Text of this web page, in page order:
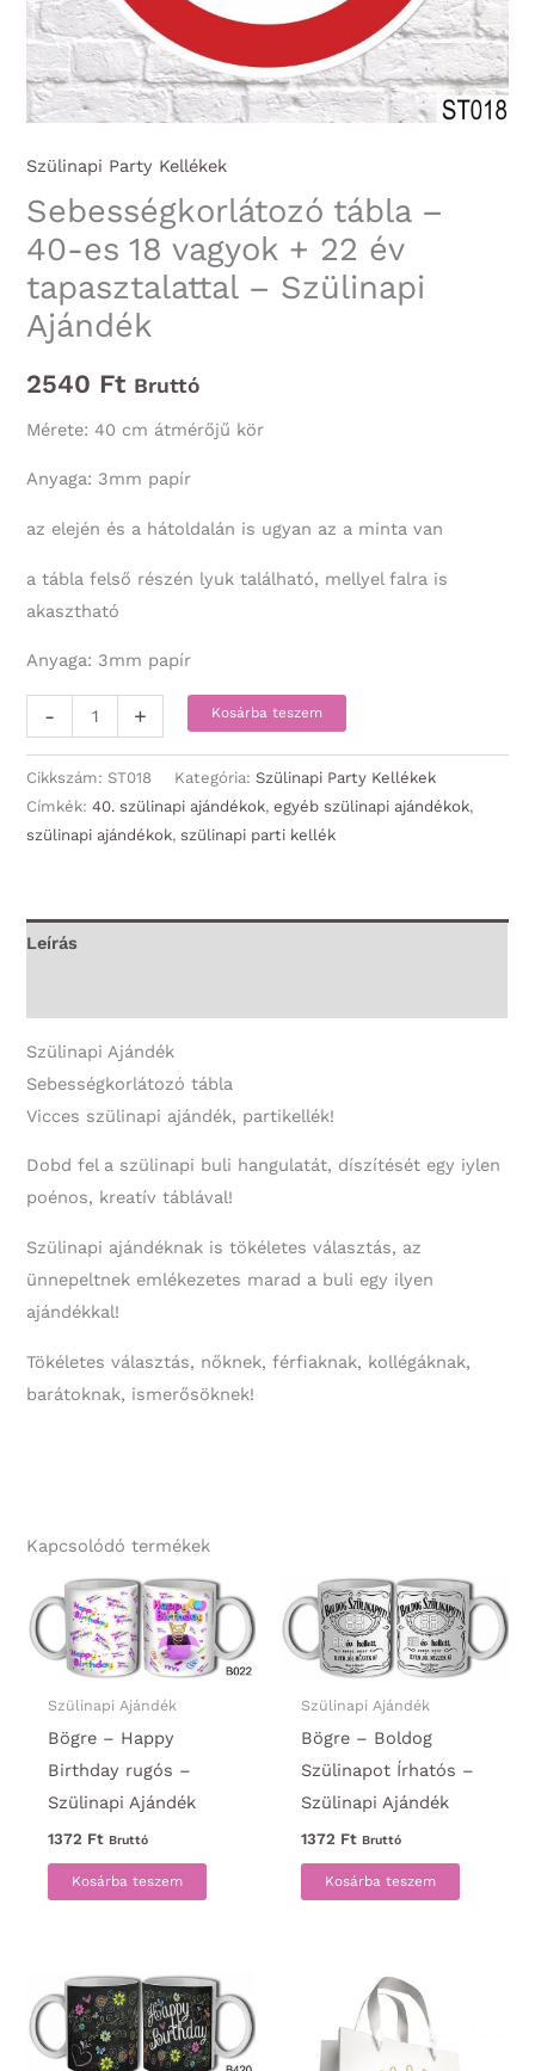
Szülinapi Party Kellékek
Sebességkorlátozó tábla –
40-es 18 vagyok + 22 év
tapasztalattal – Szülinapi
Ajándék
2540 Ft Bruttó
Mérete: 40 cm átmérőjű kör
Anyaga: 3mm papír
az elején és a hátoldalán is ugyan az a minta van
a tábla felső részén lyuk található, mellyel falra is
akasztható
Anyaga: 3mm papír
-
Sebességkorlátozó
tábla
-
40-
es
+
-
Szülinapi
Ajándék
mennyiség
+ Kosárba teszem
Cikkszám: ST018 Kategória:Szülinapi Party Kellékek
Címkék:40. szülinapi ajándékok,egyéb szülinapi ajándékok,
szülinapi ajándékok,szülinapi parti kellék
Leírás
Szülinapi Ajándék
Sebességkorlátozó tábla
Vicces szülinapi ajándék, partikellék!
Dobd fel a szülinapi buli hangulatát, díszítését egy iylen
poénos, kreatív táblával!
Szülinapi ajándéknak is tökéletes választás, az
ünnepeltnek emlékezetes marad a buli egy ilyen
ajándékkal!
Tökéletes választás, nőknek, férfiaknak, kollégáknak,
barátoknak, ismerősöknek!
Kapcsolódó termékek
Szülinapi Ajándék
Bögre – Happy
Birthday rugós –
Szülinapi Ajándék
1372 Ft Bruttó
Kosárba teszem
Szülinapi Ajándék
Bögre – Boldog
Szülinapot Írhatós –
Szülinapi Ajándék
1372 Ft Bruttó
Kosárba teszem